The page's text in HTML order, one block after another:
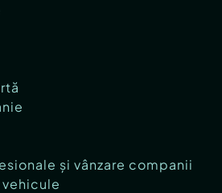
și vânzare companii